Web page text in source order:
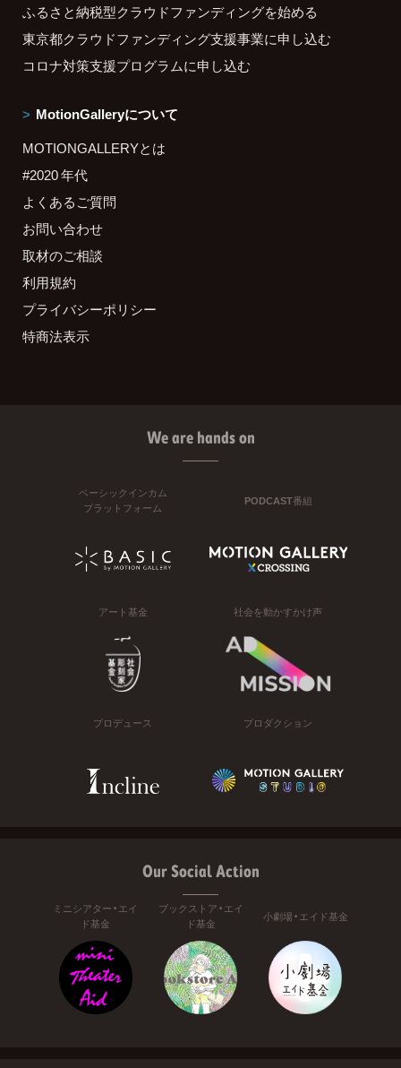
ふるさと納税型クラウドファンディングを始める
東京都クラウドファンディング支援事業に申し込む
コロナ対策支援プログラムに申し込む
MotionGalleryについて
MOTIONGALLERYとは
#2020 年代
よくあるご質問
お問い合わせ
取材のご相談
利用規約
プライバシーポリシー
特商法表示
We are hands on
ベーシックインカム
プラットフォーム
PODCAST番組
アート基金 社会を動かすかけ声
プロデュース プロダクション
Our Social Action
ミニシアター・エイ
ド基金
ブックストア・エイ
ド基金
小劇場・エイド基金